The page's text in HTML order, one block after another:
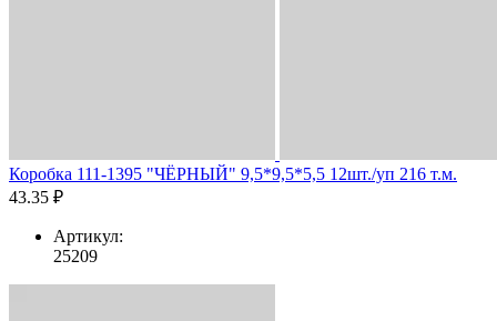
Коробка 111-1395 "ЧЁРНЫЙ" 9,5*9,5*5,5 12шт./уп 216 т.м.
43.35 ₽
Артикул:
25209